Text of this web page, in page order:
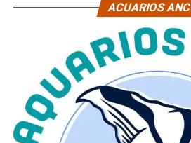
ACUARIOS